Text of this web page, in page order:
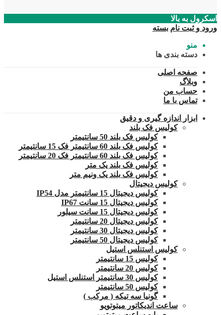
اسکرول به بالا
ورود و ثبت نام بسته
منو
دسته بندی ها
صفحه اصلی
وبلاگ
حساب من
تماس با ما
ابزار اندازه گیری و دقیق
کولیس فک بلند
کولیس فک بلند 50 سانتیمتر
کولیس فک بلند 60 سانتیمتر فک 15 سانتیمتر
کولیس فک بلند 60 سانتیمتر فک 20 سانتیمتر
کولیس فک بلند یک متر
کولیس فک بلند یک ونیم متر
کولیس دیجیتال
کولیس دیجیتال 15 سانتیمتر مدل IP54
کولیس دیجیتال 15 سانت IP67
کولیس دیجیتال 15 سانت سیلور
کولیس دیجیتال 20 سانتیمتر
کولیس دیجیتال 30 سانتیمتر
کولیس دیجیتال 50 سانتیمتر
کولیس استنلس استیل
کولیس 15 سانتیمتر
کولیس 20 سانتیمتر
کولیس 30 سانتیمتر استنلس استیل
کولیس 50 سانتیمتر
گونیا سه تیکه ( مرکب )
ساعت اندیکاتور میتوتویو